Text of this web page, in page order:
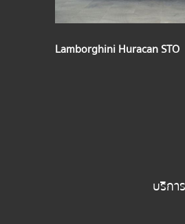
Lamborghini Huracan STO
บริกา